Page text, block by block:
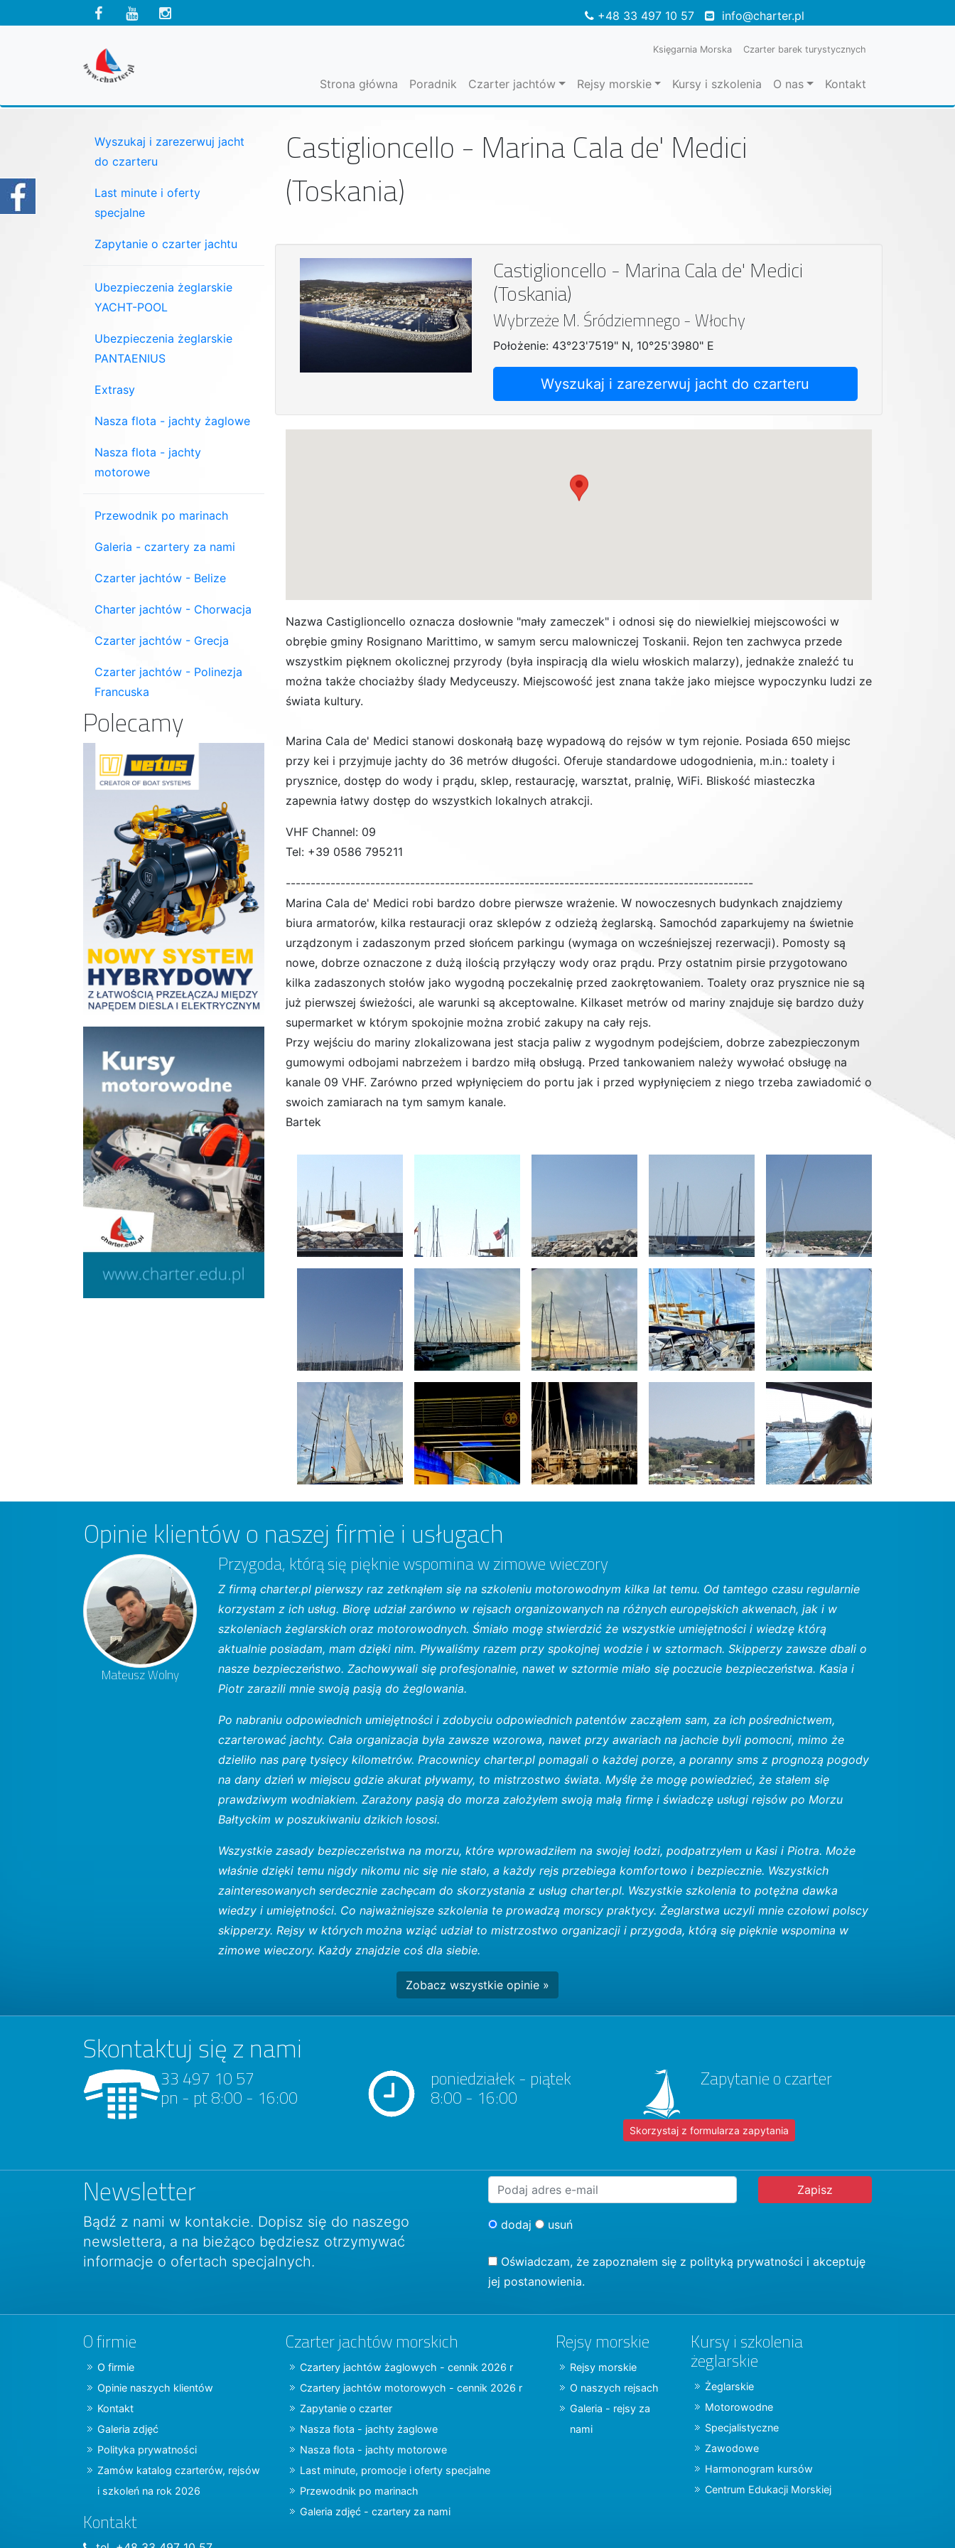
+48 33 497 10 57 info@charter.pl
Księgarnia Morska Czarter barek turystycznych
Strona główna Poradnik Czarter jachtów Rejsy morskie Kursy i szkolenia O nas Kontakt
Castiglioncello - Marina Cala de' Medici
(Toskania)
Castiglioncello - Marina Cala de' Medici
(Toskania)
Wybrzeże M. Śródziemnego - Włochy
Położenie: 43°23'7519" N, 10°25'3980" E
Wyszukaj i zarezerwuj jacht do czarteru
Nazwa Castiglioncello oznacza dosłownie "mały zameczek" i odnosi się do niewielkiej miejscowości w
obrębie gminy Rosignano Marittimo, w samym sercu malowniczej Toskanii. Rejon ten zachwyca przede
wszystkim pięknem okolicznej przyrody (była inspiracją dla wielu włoskich malarzy), jednakże znaleźć tu
można także chociażby ślady Medyceuszy. Miejscowość jest znana także jako miejsce wypoczynku ludzi ze
świata kultury.
Marina Cala de' Medici stanowi doskonałą bazę wypadową do rejsów w tym rejonie. Posiada 650 miejsc
przy kei i przyjmuje jachty do 36 metrów długości. Oferuje standardowe udogodnienia, m.in.: toalety i
prysznice, dostęp do wody i prądu, sklep, restaurację, warsztat, pralnię, WiFi. Bliskość miasteczka
zapewnia łatwy dostęp do wszystkich lokalnych atrakcji.
VHF Channel: 09
Tel: +39 0586 795211
----------------------------------------------------------------------------------------------
Marina Cala de' Medici robi bardzo dobre pierwsze wrażenie. W nowoczesnych budynkach znajdziemy
biura armatorów, kilka restauracji oraz sklepów z odzieżą żeglarską. Samochód zaparkujemy na świetnie
urządzonym i zadaszonym przed słońcem parkingu (wymaga on wcześniejszej rezerwacji). Pomosty są
nowe, dobrze oznaczone z dużą ilością przyłączy wody oraz prądu. Przy ostatnim pirsie przygotowano
kilka zadaszonych stołów jako wygodną poczekalnię przed zaokrętowaniem. Toalety oraz prysznice nie są
już pierwszej świeżości, ale warunki są akceptowalne. Kilkaset metrów od mariny znajduje się bardzo duży
supermarket w którym spokojnie można zrobić zakupy na cały rejs.
Przy wejściu do mariny zlokalizowana jest stacja paliw z wygodnym podejściem, dobrze zabezpieczonym
gumowymi odbojami nabrzeżem i bardzo miłą obsługą. Przed tankowaniem należy wywołać obsługę na
kanale 09 VHF. Zarówno przed wpłynięciem do portu jak i przed wypłynięciem z niego trzeba zawiadomić o
swoich zamiarach na tym samym kanale.
Bartek
Wyszukaj i zarezerwuj jacht
do czarteru
Last minute i oferty
specjalne
Zapytanie o czarter jachtu
Ubezpieczenia żeglarskie
YACHT-POOL
Ubezpieczenia żeglarskie
PANTAENIUS
Extrasy
Nasza flota - jachty żaglowe
Nasza flota - jachty
motorowe
Przewodnik po marinach
Galeria - czartery za nami
Czarter jachtów - Belize
Charter jachtów - Chorwacja
Czarter jachtów - Grecja
Czarter jachtów - Polinezja
Francuska
Polecamy
Opinie klientów o naszej firmie i usługach
Mateusz Wolny
Przygoda, którą się pięknie wspomina w zimowe wieczory
Z firmą charter.pl pierwszy raz zetknąłem się na szkoleniu motorowodnym kilka lat temu. Od tamtego czasu regularnie
korzystam z ich usług. Biorę udział zarówno w rejsach organizowanych na różnych europejskich akwenach, jak i w
szkoleniach żeglarskich oraz motorowodnych. Śmiało mogę stwierdzić że wszystkie umiejętności i wiedzę którą
aktualnie posiadam, mam dzięki nim. Pływaliśmy razem przy spokojnej wodzie i w sztormach. Skipperzy zawsze dbali o
nasze bezpieczeństwo. Zachowywali się profesjonalnie, nawet w sztormie miało się poczucie bezpieczeństwa. Kasia i
Piotr zarazili mnie swoją pasją do żeglowania.
Po nabraniu odpowiednich umiejętności i zdobyciu odpowiednich patentów zacząłem sam, za ich pośrednictwem,
czarterować jachty. Cała organizacja była zawsze wzorowa, nawet przy awariach na jachcie byli pomocni, mimo że
dzieliło nas parę tysięcy kilometrów. Pracownicy charter.pl pomagali o każdej porze, a poranny sms z prognozą pogody
na dany dzień w miejscu gdzie akurat pływamy, to mistrzostwo świata. Myślę że mogę powiedzieć, że stałem się
prawdziwym wodniakiem. Zarażony pasją do morza założyłem swoją małą firmę i świadczę usługi rejsów po Morzu
Bałtyckim w poszukiwaniu dzikich łososi.
Wszystkie zasady bezpieczeństwa na morzu, które wprowadziłem na swojej łodzi, podpatrzyłem u Kasi i Piotra. Może
właśnie dzięki temu nigdy nikomu nic się nie stało, a każdy rejs przebiega komfortowo i bezpiecznie. Wszystkich
zainteresowanych serdecznie zachęcam do skorzystania z usług charter.pl. Wszystkie szkolenia to potężna dawka
wiedzy i umiejętności. Co najważniejsze szkolenia te prowadzą morscy praktycy. Żeglarstwa uczyli mnie czołowi polscy
skipperzy. Rejsy w których można wziąć udział to mistrzostwo organizacji i przygoda, którą się pięknie wspomina w
zimowe wieczory. Każdy znajdzie coś dla siebie.
Zobacz wszystkie opinie »
Skontaktuj się z nami
33 497 10 57
pn - pt 8:00 - 16:00
poniedziałek - piątek
8:00 - 16:00
Zapytanie o czarter
Skorzystaj z formularza zapytania
Newsletter
Bądź z nami w kontakcie. Dopisz się do naszego
newslettera, a na bieżąco będziesz otrzymywać
informacje o ofertach specjalnych.
dodaj usuń
Oświadczam, że zapoznałem się z polityką prywatności i akceptuję
jej postanowienia.
O firmie
O firmie
Opinie naszych klientów
Kontakt
Galeria zdjęć
Polityka prywatności
Zamów katalog czarterów, rejsów
i szkoleń na rok 2026
Kontakt
Czarter jachtów morskich
Czartery jachtów żaglowych - cennik 2026 r
Czartery jachtów motorowych - cennik 2026 r
Zapytanie o czarter
Nasza flota - jachty żaglowe
Nasza flota - jachty motorowe
Last minute, promocje i oferty specjalne
Przewodnik po marinach
Galeria zdjęć - czartery za nami
Rejsy morskie
Rejsy morskie
O naszych rejsach
Galeria - rejsy za
nami
Kursy i szkolenia
żeglarskie
Żeglarskie
Motorowodne
Specjalistyczne
Zawodowe
Harmonogram kursów
Centrum Edukacji Morskiej